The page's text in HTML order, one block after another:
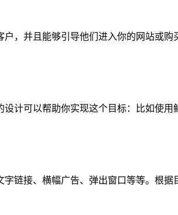
，并且能够引导他们进入你的网站或
计可以帮助你实现这个目标：比如使
链接、横幅广告、弹出窗口等等。根